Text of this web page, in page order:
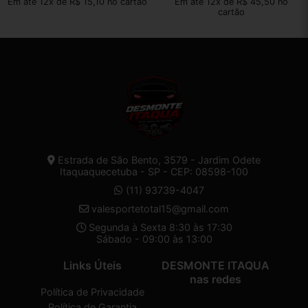
cartão
Estrada de São Bento, 3579 - Jardim Odete
Itaquaquecetuba - SP - CEP: 08598-100
(11) 93739-4047
valesportetotal15@gmail.com
Segunda à Sexta 8:30 às 17:30
Sábado - 09:00 às 13:00
Links Úteis
Política de Privacidade
DESMONTE ITAQUA
nas redes